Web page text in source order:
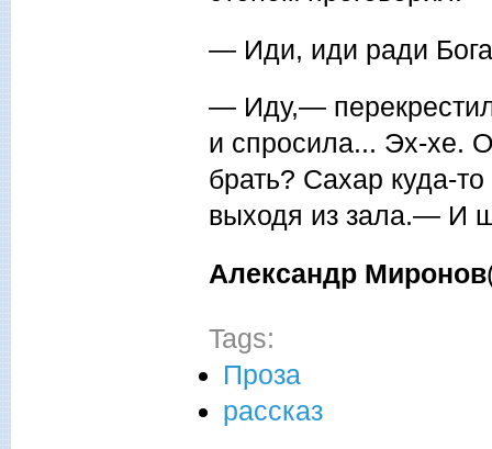
— Иди, иди ради
— Иду,—
и спросила... Эх-хе.
брать? Сахар куда-
выходя из зала.— И
Александр Миронов
Tags:
Проза
рассказ